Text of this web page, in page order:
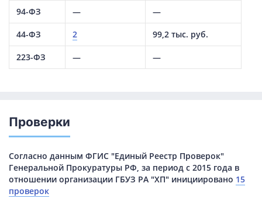
94-ФЗ — —
44-ФЗ 2 99,2 тыс. руб.
223-ФЗ — —
Проверки
Согласно данным ФГИС "Единый Реестр Проверок"
Генеральной Прокуратуры РФ, за период с 2015 года в
отношении организации ГБУЗ РА "ХП" инициировано 15
проверок